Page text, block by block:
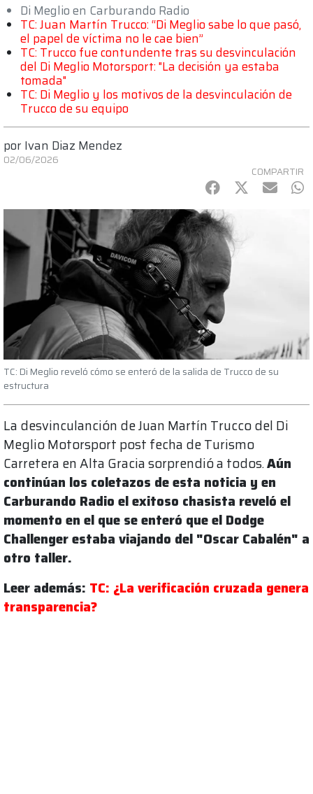
Di Meglio en Carburando Radio
TC: Juan Martín Trucco: “Di Meglio sabe lo que pasó,
el papel de víctima no le cae bien”
TC: Trucco fue contundente tras su desvinculación
del Di Meglio Motorsport: "La decisión ya estaba
tomada"
TC: Di Meglio y los motivos de la desvinculación de
Trucco de su equipo
por Ivan Diaz Mendez
02/06/2026
COMPARTIR
Facebook
Twitter
mail
TC: Di Meglio reveló cómo se enteró de la salida de Trucco de su
estructura
La desvinculanción de Juan Martín Trucco del Di
Meglio Motorsport post fecha de Turismo
Carretera en Alta Gracia sorprendió a todos.Aún
continúan los coletazos de esta noticia y en
Carburando Radio el exitoso chasista reveló el
momento en el que se enteró que el Dodge
Challenger estaba viajando del "Oscar Cabalén" a
otro taller.
Leer además: TC: ¿La verificación cruzada genera
transparencia?